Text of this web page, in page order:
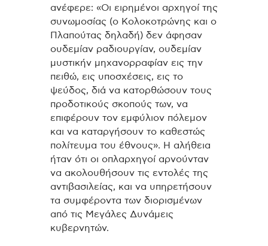
ανέφερε: «Οι ειρημένοι αρχηγοί της
συνωμοσίας (ο Κολοκοτρώνης και ο
Πλαπούτας δηλαδή) δεν άφησαν
ουδεμίαν ραδιουργίαν, ουδεμίαν
μυστικήν μηχανορραφίαν εις την
πειθώ, εις υποσχέσεις, εις το
ψεύδος, διά να κατορθώσουν τους
προδοτικούς σκοπούς των, να
επιφέρουν τον εμφύλιον πόλεμον
και να καταργήσουν το καθεστώς
πολίτευμα του έθνους». Η αλήθεια
ήταν ότι οι οπλαρχηγοί αρνούνταν
να ακολουθήσουν τις εντολές της
αντιβασιλείας, και να υπηρετήσουν
τα συμφέροντα των διορισμένων
από τις Μεγάλες Δυνάμεις
κυβερνητών.